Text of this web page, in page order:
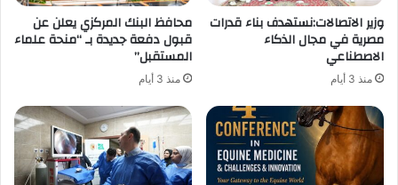
وزير الاتصالات:نستهدف بناء قدرات
مصرية في مجال الذكاء
الاصطناعي
منذ 3 أيام
محافظ البنك المركزي يعلن عن
قبول دفعة جديدة بـ “منحة علماء
المستقبل”
منذ 3 أيام